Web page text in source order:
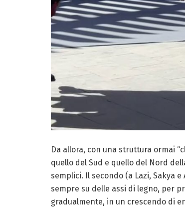
Da allora, con una struttura ormai
quello del Sud e quello del Nord
semplici. Il secondo (a Lazi, Sakya
sempre su delle assi di legno, per
gradualmente, in un crescendo di